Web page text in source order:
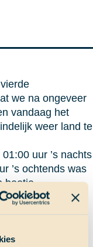
we na ongeveer
vandaag het
weer land te
uur ’s nachts
’s ochtends was
beetje
Tijdens de
langs een
zouden varen
zouden zien.